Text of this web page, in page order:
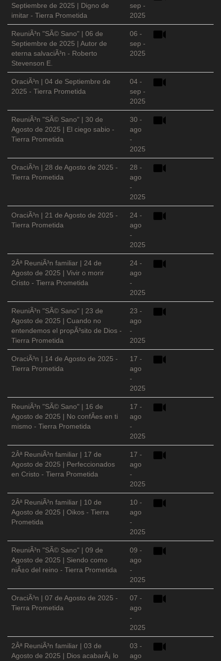
Septiembre de 2025 | Digno de
imitar - Tierra Prometida
sep -
2025
ReuniÃ³n "SÃ© Sano" | 06 de
Septiembre de 2025 | Autor de
eterna salvaciÃ³n - Roberto
Stevenson E.
06 -
sep -
2025
OraciÃ³n | 04 de Septiembre de
2025 - Tierra Prometida
04 -
sep -
2025
ReuniÃ³n "SÃ© Sano" | 30 de
Agosto de 2025 | El ciego sabio -
Tierra Prometida
30 -
ago
-
2025
OraciÃ³n | 28 de Agosto de 2025 -
Tierra Prometida
28 -
ago
-
2025
OraciÃ³n | 21 de Agosto de 2025 -
Tierra Prometida
24 -
ago
-
2025
2Âª ReuniÃ³n familiar | 24 de
Agosto de 2025 | Vivir o morir
Cristo - Tierra Prometida
24 -
ago
-
2025
ReuniÃ³n "SÃ© Sano" | 23 de
Agosto de 2025 | Cuando no
entendemos el propÃ³sito de Dios -
Tierra Prometida
23 -
ago
-
2025
OraciÃ³n | 14 de Agosto de 2025 -
Tierra Prometida
17 -
ago
-
2025
ReuniÃ³n "SÃ© Sano" | 16 de
Agosto de 2025 | No confÃ­es en ti
mismo - Tierra Prometida
17 -
ago
-
2025
2Âª ReuniÃ³n familiar | 17 de
Agosto de 2025 | Perfeccionados
en Cristo - Tierra Prometida
17 -
ago
-
2025
2Âª ReuniÃ³n familiar | 10 de
Agosto de 2025 | Oikos - Tierra
Prometida
10 -
ago
-
2025
ReuniÃ³n "SÃ© Sano" | 09 de
Agosto de 2025 | Siendo como
niÃ±o del reino - Tierra Prometida
09 -
ago
-
2025
OraciÃ³n | 07 de Agosto de 2025 -
Tierra Prometida
07 -
ago
-
2025
2Âª ReuniÃ³n familiar | 03 de
Agosto de 2025 | Dios acabarÃ¡ lo
03 -
ago